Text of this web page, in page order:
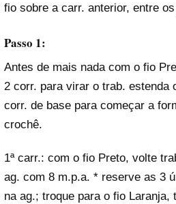
fio sobre a carr. anterior, entre
Passo 1:
Antes de mais nada com o fio
2 corr. para virar o trab. estenda
corr. de base para começar a
crochê.
1ª carr.: com o fio Preto, volte
ag. com 8 m.p.a. * reserve as 3
na ag.; troque para o fio